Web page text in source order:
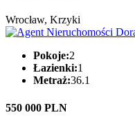
Wrocław, Krzyki
Pokoje:2
Łazienki:1
Metraż:36.1
550 000 PLN